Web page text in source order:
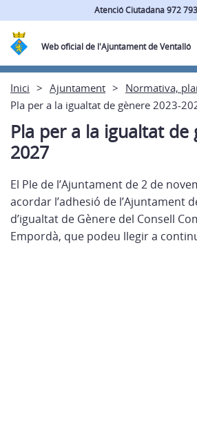
Atenció Ciutadana 972
Web oficial de l'Ajuntament de Ventalló
Inici Ajuntament
Normativa,
Pla per a la igualtat de gènere 2023-
Pla per a la igualtat de
2027
El Ple de l’Ajuntament de 2 de
acordar l’adhesió de l’Ajuntament
d’igualtat de Gènere del Consell
Empordà, que podeu llegir a